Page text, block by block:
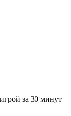
за 30 минут